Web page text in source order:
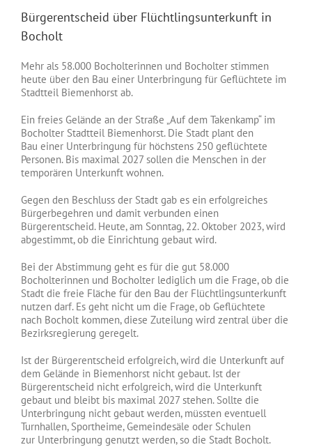
Bürgerentscheid über Flüchtlingsunterkunft in
Bocholt
Mehr als 58.000 Bocholterinnen und Bocholter stimmen
heute über den Bau einer Unterbringung für Geflüchtete im
Stadtteil Biemenhorst ab.
Ein freies Gelände an der Straße „Auf dem Takenkamp“ im
Bocholter Stadtteil Biemenhorst. Die Stadt plant den
Bau einer Unterbringung für höchstens 250 geflüchtete
Personen. Bis maximal 2027 sollen die Menschen in der
temporären Unterkunft wohnen.
Gegen den Beschluss der Stadt gab es ein erfolgreiches
Bürgerbegehren und damit verbunden einen
Bürgerentscheid. Heute, am Sonntag, 22. Oktober 2023, wird
abgestimmt, ob die Einrichtung gebaut wird.
Bei der Abstimmung geht es für die gut 58.000
Bocholterinnen und Bocholter lediglich um die Frage, ob die
Stadt die freie Fläche für den Bau der Flüchtlingsunterkunft
nutzen darf. Es geht nicht um die Frage, ob Geflüchtete
nach Bocholt kommen, diese Zuteilung wird zentral über die
Bezirksregierung geregelt.
Ist der Bürgerentscheid erfolgreich, wird die Unterkunft auf
dem Gelände in Biemenhorst nicht gebaut. Ist der
Bürgerentscheid nicht erfolgreich, wird die Unterkunft
gebaut und bleibt bis maximal 2027 stehen. Sollte die
Unterbringung nicht gebaut werden, müssten eventuell
Turnhallen, Sportheime, Gemeindesäle oder Schulen
zur Unterbringung genutzt werden, so die Stadt Bocholt.